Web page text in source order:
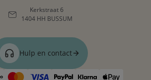
Kerkstraat 6
1404 HH BUSSUM
Hulp en contact